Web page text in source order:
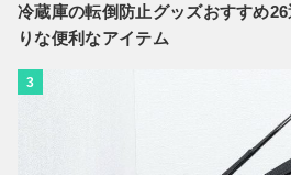
冷蔵庫の転倒防止グッズおすすめ
りな便利なアイテム
3